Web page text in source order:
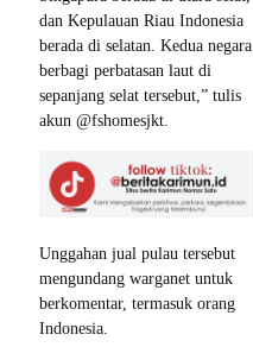
dan Kepulauan Riau Indonesia
berada di selatan. Kedua negara
berbagi perbatasan laut di
sepanjang selat tersebut,” tulis
akun @fshomesjkt.
Unggahan jual pulau tersebut
mengundang warganet untuk
berkomentar, termasuk orang
Indonesia.